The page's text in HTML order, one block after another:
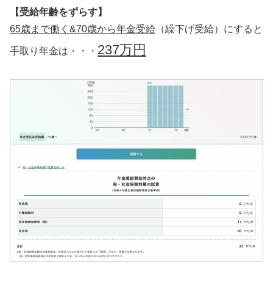
【受給年齢をずらす】
65歳まで働く&70歳から年金受給 （繰下げ受給）にすると
手取り年金は・・・ 237万円